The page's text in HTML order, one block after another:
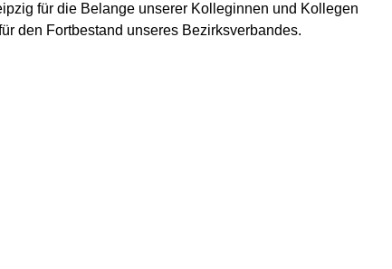
für die Belange unserer Kolleginnen und Kollegen
den Fortbestand unseres Bezirksverbandes.